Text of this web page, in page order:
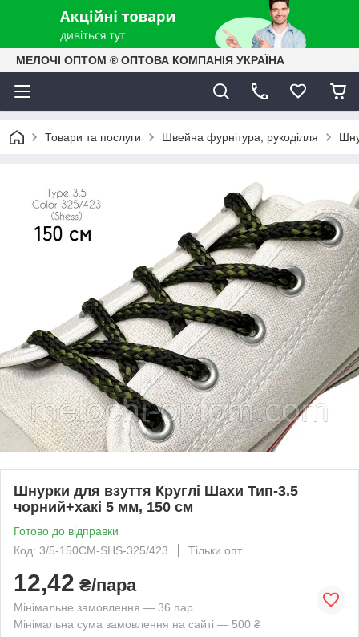
МЕЛОЧІ ОПТОМ ® ОПТОВА КОМПАНІЯ УКРАЇНА
Товари та послуги Швейна фурнітура, рукоділля
Шнурки для взуття Круглі Шахи Тип-3.5
чорний+хакі 5 мм, 150 см
Готово до відправки
Код: 3/5-150CM-SHS-325/423
Тільки опт
12,42 ₴/пара
Мінімальне замовлення — 36 пар
Мінімальна сума замовлення на сайті — 500 ₴